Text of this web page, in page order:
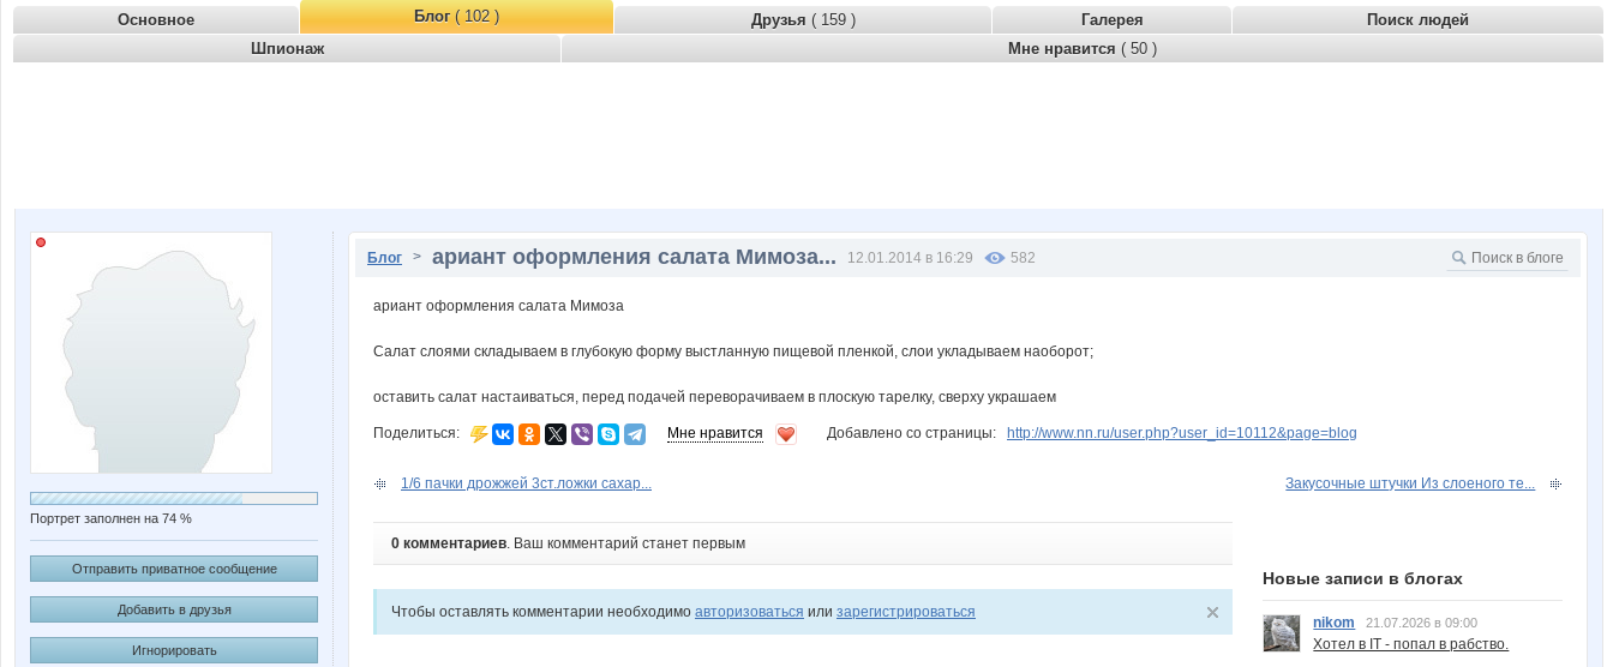
Основное Блог( 102 ) Друзья ( 159 ) Галерея
Поиск людей
Шпионаж
Мне нравится ( 50 )
Портрет заполнен на 74 %
Отправить приватное сообщение
Добавить в друзья
Игнорировать
Блог > ариант оформления салата Мимоза... 12.01.2014 в 16:29 582
ариант оформления салата Мимоза
Салат слоями складываем в глубокую форму выстланную пищевой пленкой, слои укладываем наоборот;
оставить салат настаиваться, перед подачей переворачиваем в плоскую тарелку, сверху украшаем
Поделиться: Мне нравится Добавлено со страницы: http://www.nn.ru/user.php?user_id=10112&page=blog
1/6 пачки дрожжей 3ст.ложки сахар... Закусочные штучки Из слоеного те...
0 комментариев. Ваш комментарий станет первым
Чтобы оставлять комментарии необходимо авторизоваться или зарегистрироваться
Новые записи в блогах
nikom 21.07.2026 в 09:00
Хотел в IT - попал в рабство.